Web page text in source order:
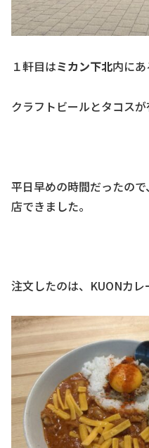
１軒目はミカン下北内にあ
クラフトビールとタコスが
平日早めの時間だったの
店できました。
注文したのは、KUONカレ